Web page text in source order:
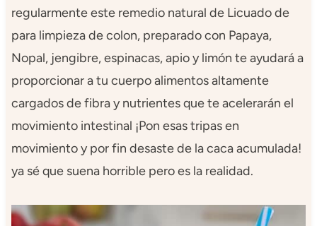
regularmente este remedio natural de Licuado de
para limpieza de colon, preparado con Papaya,
Nopal, jengibre, espinacas, apio y limón te ayudará a
proporcionar a tu cuerpo alimentos altamente
cargados de fibra y nutrientes que te acelerarán el
movimiento intestinal ¡Pon esas tripas en
movimiento y por fin desaste de la caca acumulada!
ya sé que suena horrible pero es la realidad.